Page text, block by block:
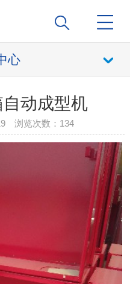
心
动成型机
浏览次数： 134